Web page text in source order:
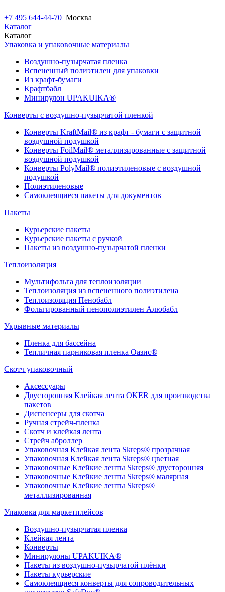
+7 495 644-44-70 Москва
Каталог
Каталог
Упаковка и упаковочные материалы
Воздушно-пузырчатая пленка
Вспененный полиэтилен для упаковки
Из крафт-бумаги
Крафтбабл
Минирулон UPAKUIKA®
Конверты с воздушно-пузырчатой пленкой
Конверты KraftMail® из крафт - бумаги с защитной
воздушной подушкой
Конверты FoilMail® металлизированные с защитной
воздушной подушкой
Конверты PolyMail® полиэтиленовые с воздушной
подушкой
Полиэтиленовые
Самоклеящиеся пакеты для документов
Пакеты
Курьерские пакеты
Курьерские пакеты с ручкой
Пакеты из воздушно-пузырчатой пленки
Теплоизоляция
Мультифольга для теплоизоляции
Теплоизоляция из вспененного полиэтилена
Теплоизоляция Пенобабл
Фольгированный пенополиэтилен Алюбабл
Укрывные материалы
Пленка для бассейна
Тепличная парниковая пленка Оазис®
Скотч упаковочный
Аксессуары
Двусторонняя Клейкая лента OKER для производства
пакетов
Диспенсеры для скотча
Ручная стрейч-пленка
Скотч и клейкая лента
Стрейч аброллер
Упаковочная Клейкая лента Skreps® прозрачная
Упаковочная Клейкая лента Skreps® цветная
Упаковочные Клейкие ленты Skreps® двусторонняя
Упаковочные Клейкие ленты Skreps® малярная
Упаковочные Клейкие ленты Skreps®
металлизированная
Упаковка для маркетплейсов
Воздушно-пузырчатая пленка
Клейкая лента
Конверты
Минирулоны UPAKUIKA®
Пакеты из воздушно-пузырчатой плёнки
Пакеты курьерские
Самоклеящиеся конверты для сопроводительных